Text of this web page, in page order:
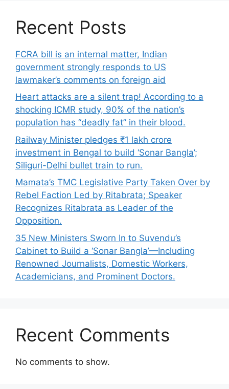
Recent Posts
FCRA bill is an internal matter, Indian
government strongly responds to US
lawmaker’s comments on foreign aid
Heart attacks are a silent trap! According to a
shocking ICMR study, 90% of the nation’s
population has “deadly fat” in their blood.
Railway Minister pledges ₹1 lakh crore
investment in Bengal to build ‘Sonar Bangla’;
Siliguri-Delhi bullet train to run.
Mamata’s TMC Legislative Party Taken Over by
Rebel Faction Led by Ritabrata; Speaker
Recognizes Ritabrata as Leader of the
Opposition.
35 New Ministers Sworn In to Suvendu’s
Cabinet to Build a ‘Sonar Bangla’—Including
Renowned Journalists, Domestic Workers,
Academicians, and Prominent Doctors.
Recent Comments
No comments to show.